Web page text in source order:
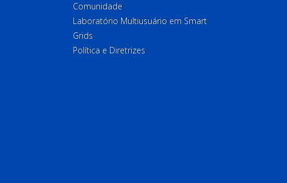
Comunidade
Laboratório Multiusuário em Smart
Grids
Política e Diretrizes